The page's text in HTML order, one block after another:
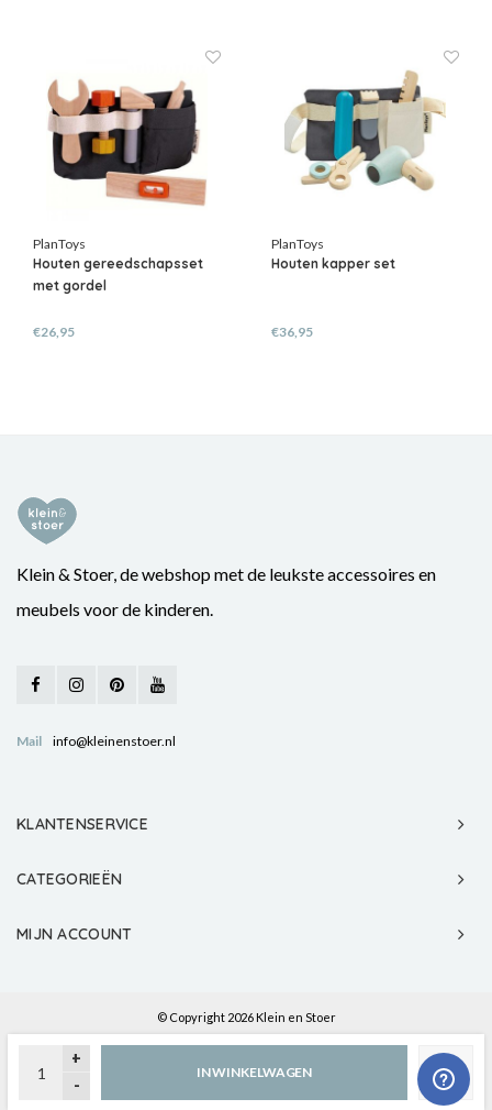
+
-
IN WINKELWAGEN
PlanToys
Houten gereedschapsset
met gordel
€26,95
PlanToys
Houten kapper set
€36,95
Klein & Stoer, de webshop met de leukste accessoires en
meubels voor de kinderen.
Mail info@kleinenstoer.nl
KLANTENSERVICE
CATEGORIEËN
MIJN ACCOUNT
© Copyright 2026 Klein en Stoer